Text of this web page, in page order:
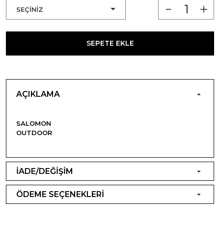
SEPETE EKLE
AÇIKLAMA
SALOMON
OUTDOOR
İADE/DEĞİŞİM
ÖDEME SEÇENEKLERİ